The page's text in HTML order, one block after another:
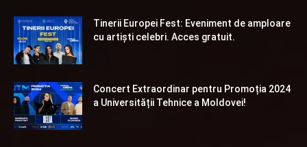
Tinerii Europei Fest: Eveniment de amploare
cu artiști celebri. Acces gratuit.
Concert Extraordinar pentru Promoția 2024
a Universității Tehnice a Moldovei!